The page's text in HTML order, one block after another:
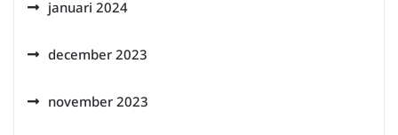
januari 2024
december 2023
november 2023